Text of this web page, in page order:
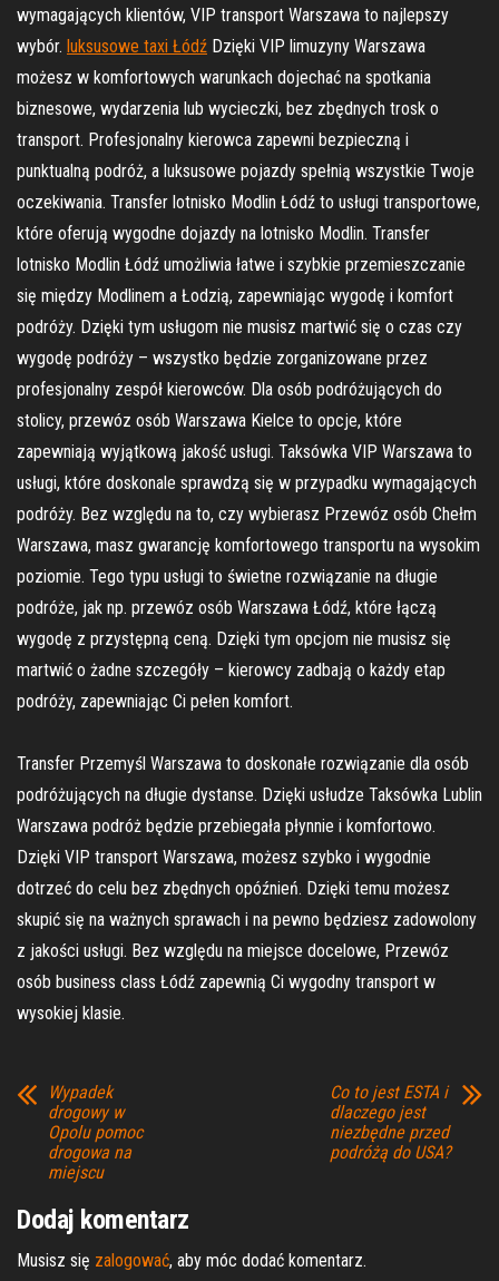
wymagających klientów, VIP transport Warszawa to najlepszy
wybór. luksusowe taxi Łódź Dzięki VIP limuzyny Warszawa
możesz w komfortowych warunkach dojechać na spotkania
biznesowe, wydarzenia lub wycieczki, bez zbędnych trosk o
transport. Profesjonalny kierowca zapewni bezpieczną i
punktualną podróż, a luksusowe pojazdy spełnią wszystkie Twoje
oczekiwania. Transfer lotnisko Modlin Łódź to usługi transportowe,
które oferują wygodne dojazdy na lotnisko Modlin. Transfer
lotnisko Modlin Łódź umożliwia łatwe i szybkie przemieszczanie
się między Modlinem a Łodzią, zapewniając wygodę i komfort
podróży. Dzięki tym usługom nie musisz martwić się o czas czy
wygodę podróży – wszystko będzie zorganizowane przez
profesjonalny zespół kierowców. Dla osób podróżujących do
stolicy, przewóz osób Warszawa Kielce to opcje, które
zapewniają wyjątkową jakość usługi. Taksówka VIP Warszawa to
usługi, które doskonale sprawdzą się w przypadku wymagających
podróży. Bez względu na to, czy wybierasz Przewóz osób Chełm
Warszawa, masz gwarancję komfortowego transportu na wysokim
poziomie. Tego typu usługi to świetne rozwiązanie na długie
podróże, jak np. przewóz osób Warszawa Łódź, które łączą
wygodę z przystępną ceną. Dzięki tym opcjom nie musisz się
martwić o żadne szczegóły – kierowcy zadbają o każdy etap
podróży, zapewniając Ci pełen komfort.
Transfer Przemyśl Warszawa to doskonałe rozwiązanie dla osób
podróżujących na długie dystanse. Dzięki usłudze Taksówka Lublin
Warszawa podróż będzie przebiegała płynnie i komfortowo.
Dzięki VIP transport Warszawa, możesz szybko i wygodnie
dotrzeć do celu bez zbędnych opóźnień. Dzięki temu możesz
skupić się na ważnych sprawach i na pewno będziesz zadowolony
z jakości usługi. Bez względu na miejsce docelowe, Przewóz
osób business class Łódź zapewnią Ci wygodny transport w
wysokiej klasie.
Wypadek
drogowy w
Opolu pomoc
drogowa na
miejscu
Co to jest ESTA i
dlaczego jest
niezbędne przed
podróżą do USA?
Dodaj komentarz
Musisz się zalogować, aby móc dodać komentarz.